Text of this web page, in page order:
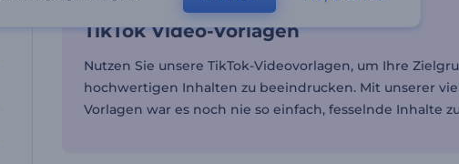
TikTok Video-Vorlagen
Nutzen Sie unsere TikTok-Videovorlagen, um Ihre
hochwertigen Inhalten zu beeindrucken. Mit unserer
Vorlagen war es noch nie so einfach, fesselnde Inhalte